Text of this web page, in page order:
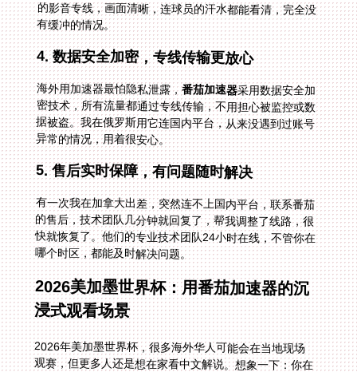
有缓冲的情况。
4. 数据安全加密，专线传输更放心
海外用加速器最怕隐私泄露，番茄加速器采用数据安全加
密技术，所有流量都通过专线传输，不用担心被监控或数
据被盗。我在俄罗斯用它连国内平台，从来没遇到过账号
异常的情况，用着很安心。
5. 售后实时保障，有问题随时解决
有一次我在加拿大出差，突然连不上国内平台，联系番茄
的售后，技术团队几分钟就回复了，帮我调整了线路，很
快就恢复了。他们的专业技术团队24小时在线，不管你在
哪个时区，都能及时解决问题。
2026美加墨世界杯：用番茄加速器的沉
浸式观看场景
2026年美加墨世界杯，很多海外华人可能会在当地现场
观赛，但更多人还是想在家看中文解说。想象一下：你在